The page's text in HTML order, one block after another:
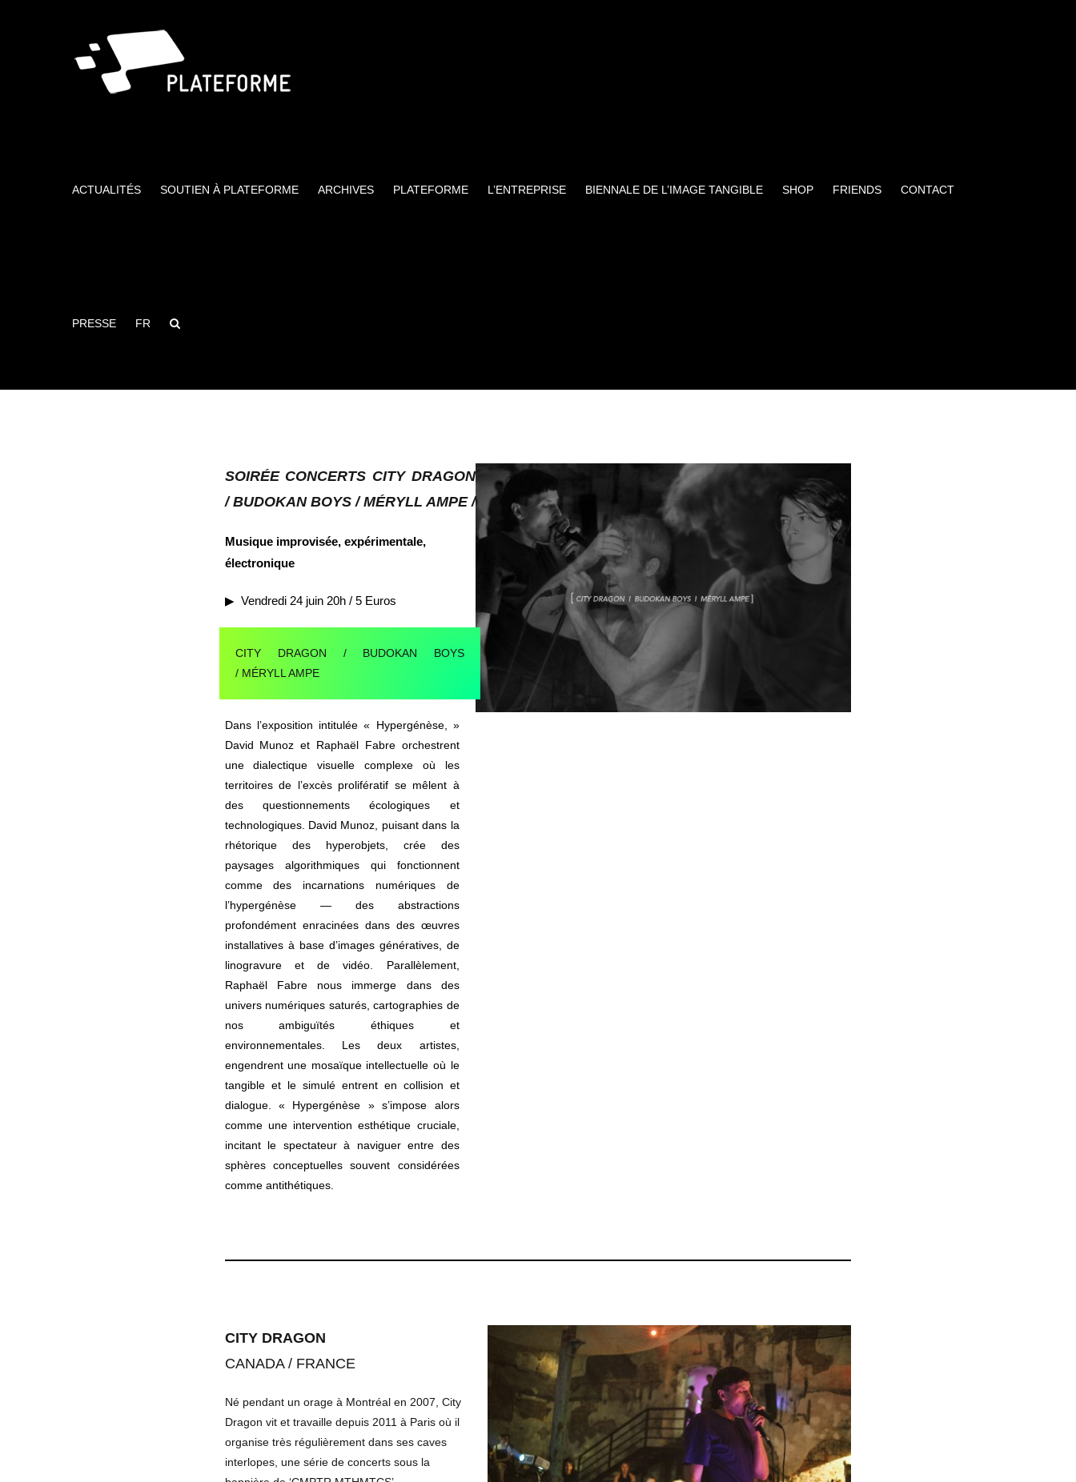
ACTUALITÉS SOUTIEN À PLATEFORME ARCHIVES PLATEFORME L’ENTREPRISE BIENNALE DE L’IMAGE TANGIBLE SHOP FRIENDS CONTACT
PRESSE FR
SOIRÉE CONCERTS CITY DRAGON
/ BUDOKAN BOYS / MÉRYLL AMPE/
Musique improvisée, expérimentale,
électronique
▶︎ Vendredi 24 juin 20h / 5 Euros
CITY DRAGON / BUDOKAN BOYS
/ MÉRYLL AMPE
Dans l’exposition intitulée « Hypergénèse, »
David Munoz et Raphaël Fabre orchestrent
une dialectique visuelle complexe où les
territoires de l’excès prolifératif se mêlent à
des questionnements écologiques et
technologiques. David Munoz, puisant dans la
rhétorique des hyperobjets, crée des
paysages algorithmiques qui fonctionnent
comme des incarnations numériques de
l’hypergénèse — des abstractions
profondément enracinées dans des œuvres
installatives à base d’images génératives, de
linogravure et de vidéo. Parallèlement,
Raphaël Fabre nous immerge dans des
univers numériques saturés, cartographies de
nos ambiguïtés éthiques et
environnementales. Les deux artistes,
engendrent une mosaïque intellectuelle où le
tangible et le simulé entrent en collision et
dialogue. « Hypergénèse » s’impose alors
comme une intervention esthétique cruciale,
incitant le spectateur à naviguer entre des
sphères conceptuelles souvent considérées
comme antithétiques.
CITY DRAGON
CANADA / FRANCE
Né pendant un orage à Montréal en 2007, City
Dragon vit et travaille depuis 2011 à Paris où il
organise très régulièrement dans ses caves
interlopes, une série de concerts sous la